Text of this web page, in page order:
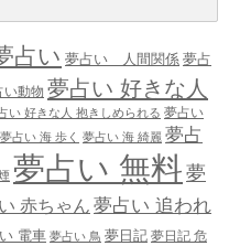
占い 夢占い 人間関係 夢占
い動物 夢占い 好きな人
い 好きな人 抱きしめられる 夢占い
夢占い 海 歩く 夢占い 海 綺麗 夢占
夢占い 無料 夢
赤ちゃん 夢占い 追われ
電車 夢占い 鳥 夢日記 夢日記 危